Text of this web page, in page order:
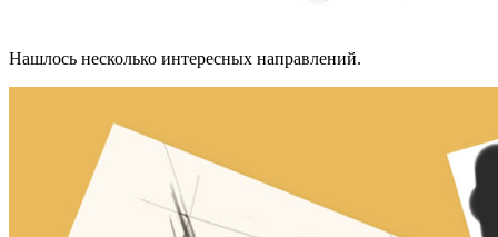
Нашлось несколько интересных направлений.